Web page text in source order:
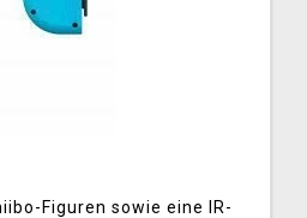
Figuren sowie eine IR-